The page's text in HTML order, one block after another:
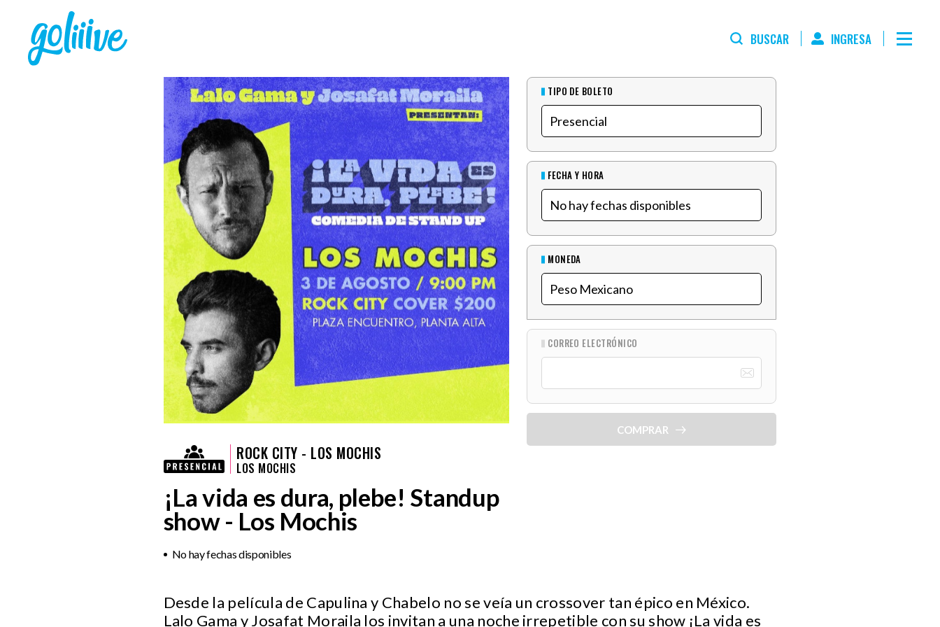
BUSCAR INGRESA
ROCK CITY - LOS MOCHIS
LOS MOCHIS
¡La vida es dura, plebe! Standup
show - Los Mochis
No hay fechas disponibles
TIPO DE BOLETO
FECHA Y HORA
MONEDA
CORREO ELECTRÓNICO
COMPRAR
Desde la película de Capulina y Chabelo no se veía un crossover tan épico en México.
Lalo Gama y Josafat Moraila los invitan a una noche irrepetible con su show ¡La vida es